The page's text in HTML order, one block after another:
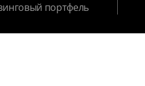
портфель